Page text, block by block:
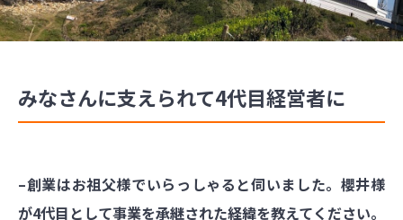
みなさんに支えられて4代目経営者に
–創業はお祖父様でいらっしゃると伺いました。櫻井様
が4代目として事業を承継された経緯を教えてください。